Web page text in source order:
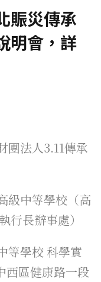
賑災傳承
明會，詳
團法人3.11傳承
級中等學校（高
行長辦事處）
等學校 科學實
西區健康路一段